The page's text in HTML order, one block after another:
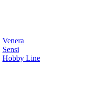
Venera
Sensi
Hobby Line